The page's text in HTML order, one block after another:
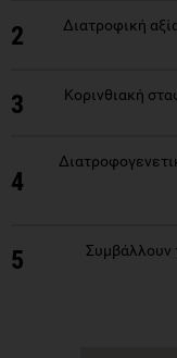
2
Διατροφική
3
Κορινθιακή
4
5
Συμβάλλουν